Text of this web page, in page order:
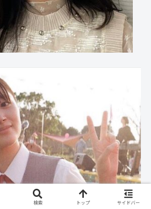
検索 トップ サイドバー